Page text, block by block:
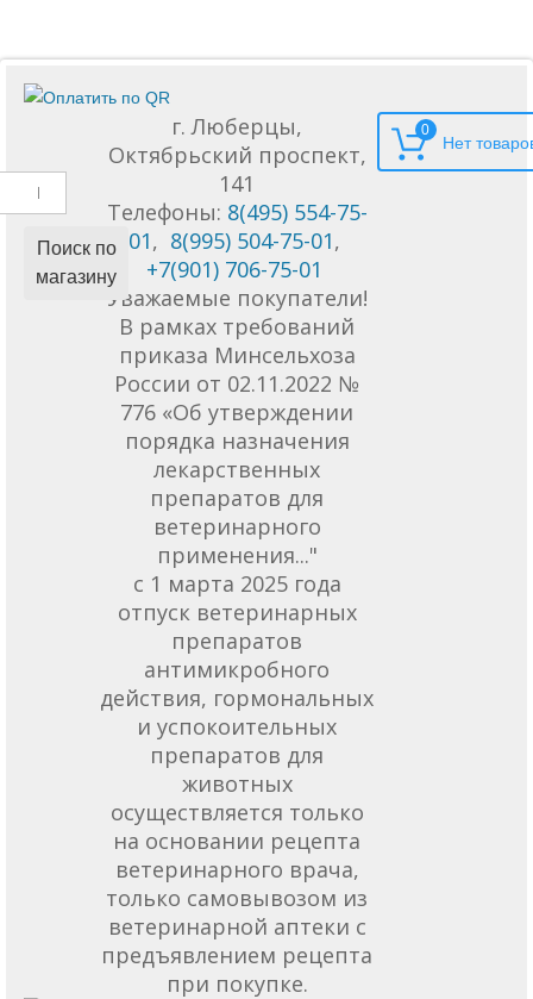
Поиск по
магазину
г. Люберцы,
Октябрьский проспект,
141
Телефоны: 8(495) 554-75-
01, 8(995) 504-75-01,
+7(901) 706-75-01
Уважаемые покупатели!
В рамках требований
приказа Минсельхоза
России от 02.11.2022 №
776 «Об утверждении
порядка назначения
лекарственных
препаратов для
ветеринарного
применения..."
с 1 марта 2025 года
отпуск ветеринарных
препаратов
антимикробного
действия, гормональных
и успокоительных
препаратов для
животных
осуществляется только
на основании рецепта
ветеринарного врача,
только самовывозом из
ветеринарной аптеки с
предъявлением рецепта
при покупке.
0